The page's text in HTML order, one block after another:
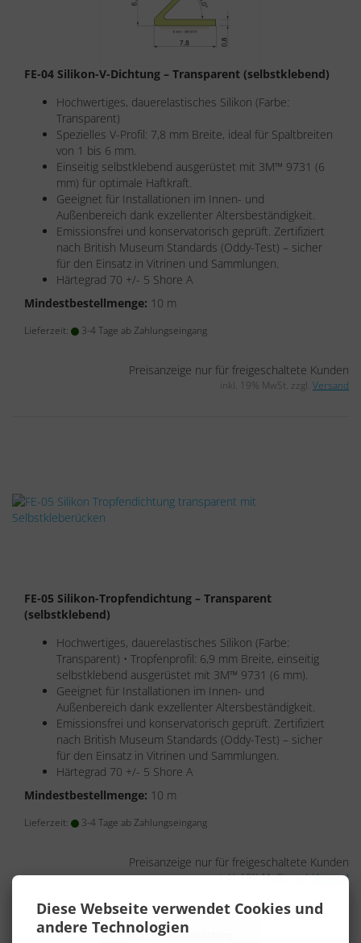
Diese Webseite verwendet Cookies und
andere Technologien
FE-04 Silikon-V-Dichtung – Transparent (selbstklebend)
Hochwertiges, dauerelastisches Silikon (Farbe:
Transparent)
Spezielles V-Profil: 7,8 mm Breite, ideal für Spaltbreiten
von 1 bis 6 mm.
Einseitig selbstklebend ausgerüstet mit 3M™ 9731 (6
mm) für optimale Haftkraft.
Geeignet für Installationen im Innen- und
Außenbereich dank exzellenter Altersbeständigkeit.
Emissionsfrei und konservatorisch geprüft. Zertifiziert
nach British Museum Standards (Oddy-Test) – sicher
für den Einsatz in Vitrinen und Sammlungen.
Härtegrad 70 +/- 5 Shore A
Mindestbestellmenge: 10 m
Lieferzeit: 3-4 Tage ab Zahlungseingang
Preisanzeige nur für freigeschaltete Kunden
inkl. 19% MwSt. zzgl. Versand
FE-05 Silikon-Tropfendichtung – Transparent
(selbstklebend)
Hochwertiges, dauerelastisches Silikon (Farbe:
Transparent) • Tropfenprofil: 6,9 mm Breite, einseitig
selbstklebend ausgerüstet mit 3M™ 9731 (6 mm).
Geeignet für Installationen im Innen- und
Außenbereich dank exzellenter Altersbeständigkeit.
Emissionsfrei und konservatorisch geprüft. Zertifiziert
nach British Museum Standards (Oddy-Test) – sicher
für den Einsatz in Vitrinen und Sammlungen.
Härtegrad 70 +/- 5 Shore A
Mindestbestellmenge: 10 m
Lieferzeit: 3-4 Tage ab Zahlungseingang
Preisanzeige nur für freigeschaltete Kunden
inkl. 19% MwSt. zzgl.Versand